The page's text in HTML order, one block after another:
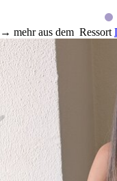
→ mehr aus dem Ressort